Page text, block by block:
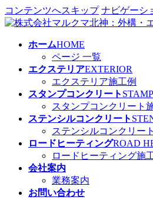
コンテンツへスキップ ナビゲーシ
ホームHOME
ページ 一覧
エクステリアEXTERIOR
エクステリア施工例
スタンプコンクリート
スタンプコンクリート
ステンシルコンクリート
ステンシルコンクリー
ロードヒーティングROAD
ロードヒーティング施
会社案内
業務案内
お問い合わせ